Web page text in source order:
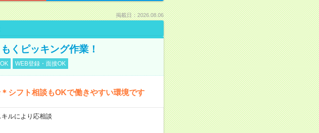
掲載日：2026.08.06
くピッキング作業！
WEB登録・面接OK
シフト相談もOKで働きやすい環境です
ルにより応相談